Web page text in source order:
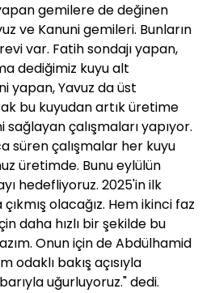
gemilere de değinen
ve Kanuni gemileri. Bunların
var. Fatih sondajı yapan,
dediğimiz kuyu alt
yapan, Yavuz da üst
bu kuyudan artık üretime
çalışmaları yapıyor.
süren çalışmalar her kuyu
üretimde. Bunu eylülün
hedefliyoruz. 2025'in ilk
olacağız. Hem ikinci faz
daha hızlı bir şekilde bu
Onun için de Abdülhamid
odaklı bakış açısıyla
uğurluyoruz." dedi.